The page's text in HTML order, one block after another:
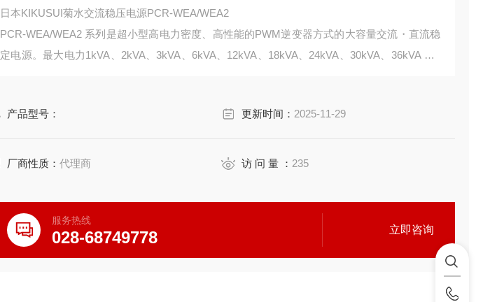
日本KIKUSUI菊水交流稳压电源PCR-WEA/WEA2
PCR-WEA/WEA2 系列是超小型高电力密度、高性能的PWM逆变器方式的大容量交流・直流稳
定电源。最大电力1kVA、2kVA、3kVA、6kVA、12kVA、18kVA、24kVA、30kVA、36kVA 共1
产品型号： 更新时间： 2025-11-29
厂商性质：代理商 访 问 量 ： 235
服务热线
028-68749778 立即咨询